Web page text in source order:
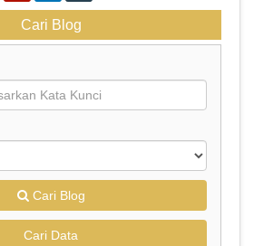
Cari Blog
Cari Blog
Cari Data